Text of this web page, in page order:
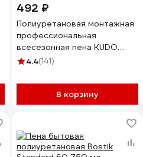
492 ₽
Полиуретановая монтажная
профессиональная
всесезонная пена KUDO
HOME 35 KUPHP06U35
4.4(141)
В корзину